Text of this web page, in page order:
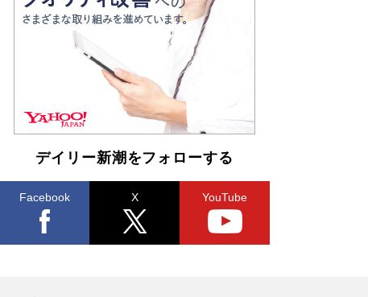
戦争の記憶
Book Bang
デイリー新潮をフォローする
Facebook X YouTube